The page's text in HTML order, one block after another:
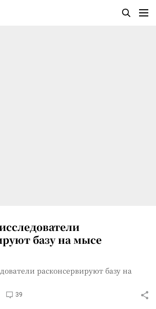
базу на мысе
расконсервируют базу на
39